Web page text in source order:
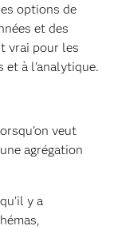
options de
et des
vrai pour les
et à l'analytique.
veut
agrégation
y a